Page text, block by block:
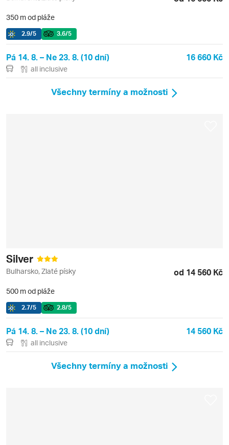
350 m od pláže
2.9/5 3.6/5
Pá 14. 8. – Ne 23. 8. (10 dní) 16 660 Kč
all inclusive
Všechny termíny a možnosti
Silver
Bulharsko, Zlaté písky od 14 560 Kč
500 m od pláže
2.7/5 2.8/5
Pá 14. 8. – Ne 23. 8. (10 dní) 14 560 Kč
all inclusive
Všechny termíny a možnosti